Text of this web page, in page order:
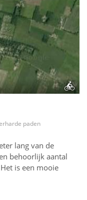
paden
lang van de
behoorlijk aantal
is een mooie